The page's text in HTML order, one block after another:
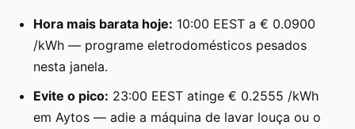
Hora mais barata hoje: 10:00 EEST a € 0.0900
/kWh — programe eletrodomésticos pesados
nesta janela.
Evite o pico: 23:00 EEST atinge € 0.2555 /kWh
em Aytos — adie a máquina de lavar louça ou o